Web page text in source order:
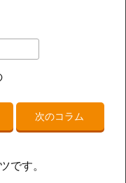
次のコラム
です。